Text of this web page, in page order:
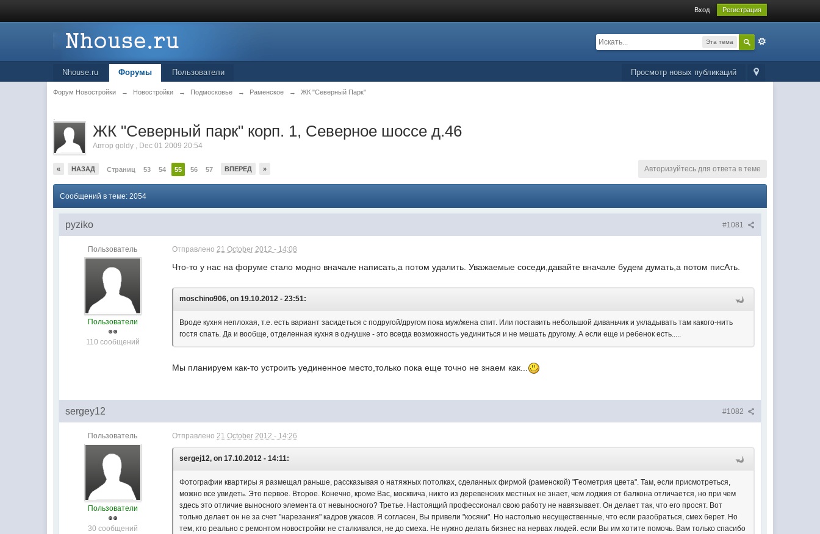
Вход Регистрация
Эта тема
Просмотр новых публикаций
Nhouse.ru Форумы Пользователи
Форум Новостройки → Новостройки → Подмосковье → Раменское → ЖК "Северный Парк"
.
ЖК "Северный парк" корп. 1, Северное шоссе д.46
Авторgoldy , Dec 01 2009 20:54
« НАЗАД Страниц 53 54 55 56 57 ВПЕРЕД » Авторизуйтесь для ответа в теме
Сообщений в теме: 2054
#1081
pyziko
Пользователь
Пользователи
110 сообщений
Отправлено21 October 2012 - 14:08
Что-то у нас на форуме стало модно вначале написать,а потом удалить. Уважаемые соседи,давайте вначале будем думать,а потом писАть.
moschino906, on 19.10.2012 - 23:51:
Вроде кухня неплохая, т.е. есть вариант засидеться с подругой/другом пока муж/жена спит. Или поставить небольшой диваньчик и укладывать там какого-нить
гостя спать. Да и вообще, отделенная кухня в однушке - это всегда возможность уединиться и не мешать другому. А если еще и ребенок есть.....
Мы планируем как-то устроить уединенное место,только пока еще точно не знаем как...
#1082
sergey12
Пользователь
Пользователи
30 сообщений
Отправлено21 October 2012 - 14:26
sergej12, on 17.10.2012 - 14:11:
Фотографии квартиры я размещал раньше, рассказывая о натяжных потолках, сделанных фирмой (раменской) "Геометрия цвета". Там, если присмотреться,
можно все увидеть. Это первое. Второе. Конечно, кроме Вас, москвича, никто из деревенских местных не знает, чем лоджия от балкона отличается, но при чем
здесь это отличие выносного элемента от невыносного? Третье. Настоящий профессионал свою работу не навязывает. Он делает так, что его просят. Вот
только делает он не за счет "нарезания" кадров ужасов. Я согласен, Вы привели "косяки". Но настолько несущественные, что если разобраться, смех берет. Но
тем, кто реально с ремонтом новостройки не сталкивался, не до смеха. Не нужно делать бизнес на нервах людей. если Вы им хотите помочь. Вам только спасибо